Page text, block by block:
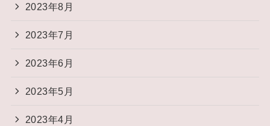
2023年8月
2023年7月
2023年6月
2023年5月
2023年4月